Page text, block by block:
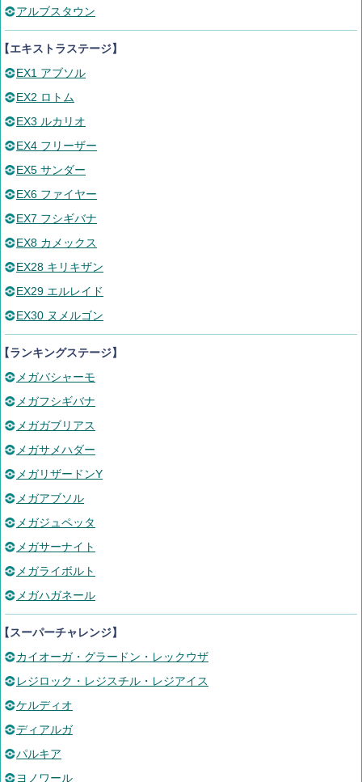
アルブスタウン
エキストラステージ】
EX1 アブソル
EX2 ロトム
EX3 ルカリオ
EX4 フリーザー
EX5 サンダー
EX6 ファイヤー
EX7 フシギバナ
EX8 カメックス
EX28 キリキザン
EX29 エルレイド
EX30 ヌメルゴン
ランキングステージ】
メガバシャーモ
メガフシギバナ
メガガブリアス
メガサメハダー
メガリザードンY
メガアブソル
メガジュペッタ
メガサーナイト
メガライボルト
メガハガネール
スーパーチャレンジ】
カイオーガ・グラードン・レックウザ
レジロック・レジスチル・レジアイス
ケルディオ
ディアルガ
パルキア
ヨノワール